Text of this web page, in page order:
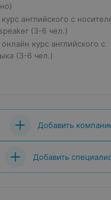
английского с
(3-6 чел.)
курс английского с
(3-6 чел.)
Добавить
Добавить